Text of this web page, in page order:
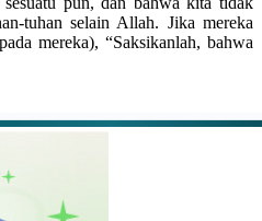
tuhan selain Allah. Jika mereka
mereka), “Saksikanlah, bahwa